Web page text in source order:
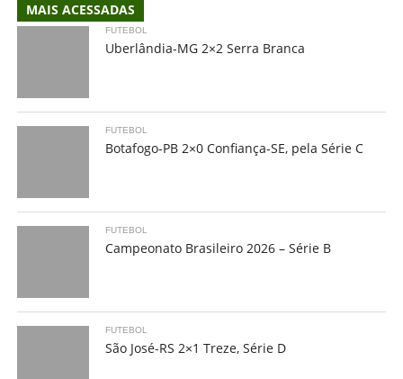
MAIS ACESSADAS
FUTEBOL
Uberlândia-MG 2×2 Serra Branca
FUTEBOL
Botafogo-PB 2×0 Confiança-SE, pela Série C
FUTEBOL
Campeonato Brasileiro 2026 – Série B
FUTEBOL
São José-RS 2×1 Treze, Série D